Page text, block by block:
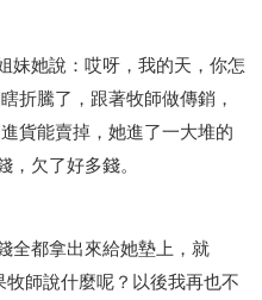
妹她說：哎呀，我的天，你怎
折騰了，跟著牧師做傳銷，
貨能賣掉，她進了一大堆的
欠了好多錢。
全都拿出來給她墊上，就
牧師說什麼呢？以後我再也不